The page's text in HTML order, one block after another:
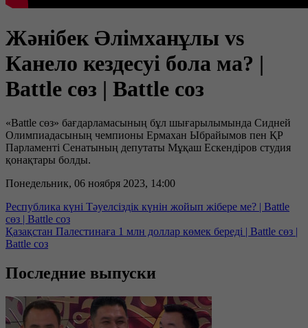
Жәнібек Әлімханұлы vs
Канело кездесуі бола ма? |
Battle сөз | Battle соз
«Battle сөз» бағдарламасының бұл шығарылымында Сидней
Олимпиадасының чемпионы Ермахан Ыбрайымов пен ҚР
Парламенті Сенатының депутаты Мұқаш Ескендіров студия
қонақтары болды.
Понедельник, 06 ноября 2023, 14:00
Республика күні Тәуелсіздік күнін жойып жібере ме? | Battle
сөз | Battle соз
Қазақстан Палестинаға 1 млн доллар көмек береді | Battle сөз |
Battle соз
Последние выпуски